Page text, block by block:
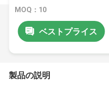
((黒)
MOQ：10
ベストプライス
製品の説明